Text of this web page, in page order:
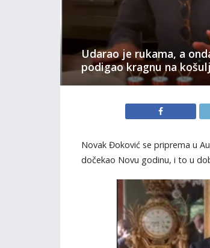
Udarao je rukama, a
podigao kragnu na
Novak Đoković se priprema u
dočekao Novu godinu, i to u